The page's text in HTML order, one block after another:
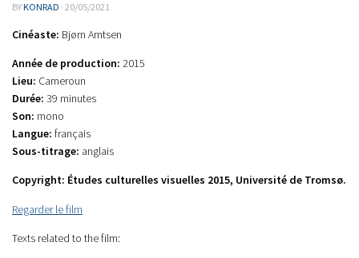
BYKONRAD · 20/05/2021
Cinéaste: Bjørn Arntsen
Année de production: 2015
Lieu: Cameroun
Durée: 39 minutes
Son: mono
Langue: français
Sous-titrage: anglais
Copyright: Études culturelles visuelles 2015, Université de Tromsø.
Regarder le film
Texts related to the film: